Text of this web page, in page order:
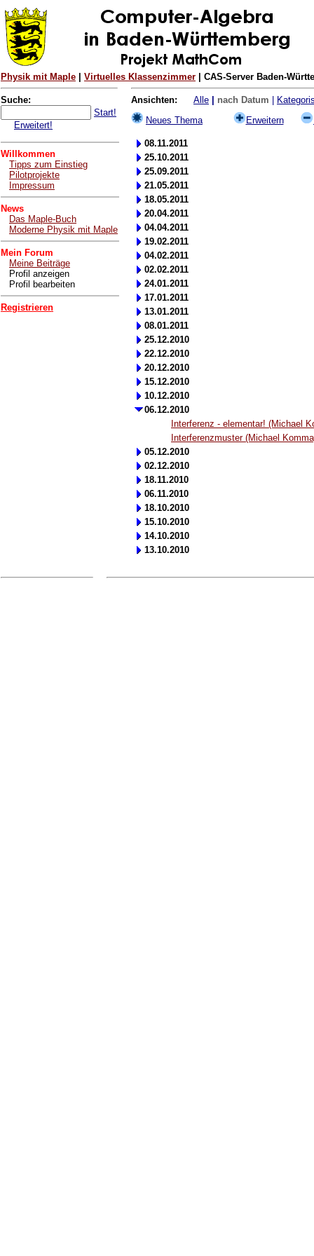
Physik mit Maple Virtuelles Klassenzimmer | CAS-Server Baden-
Suche:
Start!
Erweitert!
Willkommen
Tipps zum Einstieg
Pilotprojekte
Impressum
News
Das Maple-Buch
Moderne Physik mit Maple
Mein Forum
Meine Beiträge
Profil anzeigen
Profil bearbeiten
Registrieren
Ansichten: Alle nach Datum
Neues Thema
Erweitern
08.11.2011
25.10.2011
25.09.2011
21.05.2011
18.05.2011
20.04.2011
04.04.2011
19.02.2011
04.02.2011
02.02.2011
24.01.2011
17.01.2011
13.01.2011
08.01.2011
25.12.2010
22.12.2010
20.12.2010
15.12.2010
10.12.2010
06.12.2010
Interferenz - elementar! (Michael
Interferenzmuster (Michael
05.12.2010
02.12.2010
18.11.2010
06.11.2010
18.10.2010
15.10.2010
14.10.2010
13.10.2010